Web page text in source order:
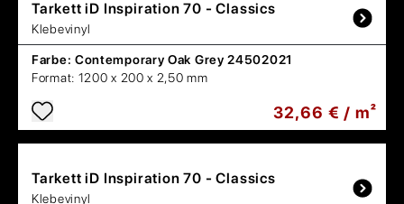
Tarkett iD Inspiration 70 - Classics
Klebevinyl
Farbe: Contemporary Oak Grey 24502021
Format: 1200 x 200 x 2,50 mm
32,66 € / m²
Tarkett iD Inspiration 70 - Classics
Klebevinyl